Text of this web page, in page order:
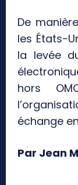
De
les États-
la levée
hors
échange
Par Jean